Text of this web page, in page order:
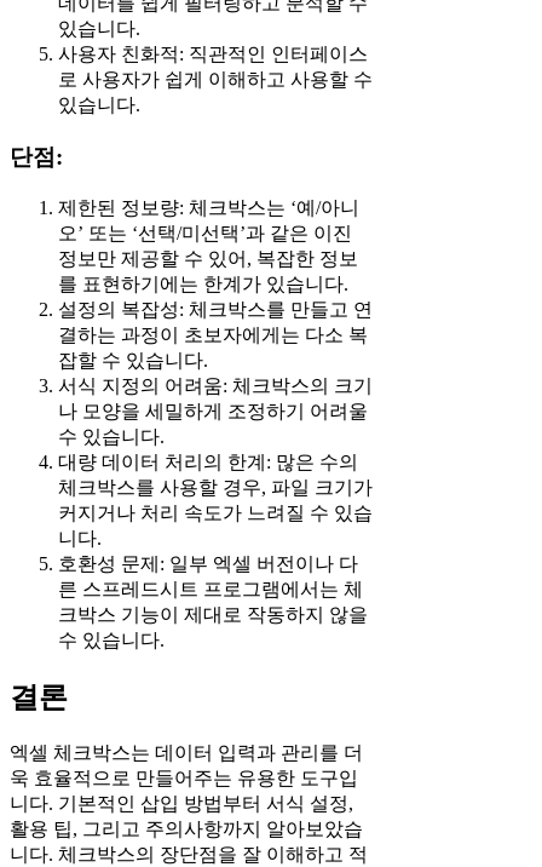
있습니다.
사용자 친화적: 직관적인 인터페이스
로 사용자가 쉽게 이해하고 사용할 수
있습니다.
단점:
제한된 정보량: 체크박스는 ‘예/아니
오’ 또는 ‘선택/미선택’과 같은 이진
정보만 제공할 수 있어, 복잡한 정보
를 표현하기에는 한계가 있습니다.
설정의 복잡성: 체크박스를 만들고 연
결하는 과정이 초보자에게는 다소 복
잡할 수 있습니다.
서식 지정의 어려움: 체크박스의 크기
나 모양을 세밀하게 조정하기 어려울
수 있습니다.
대량 데이터 처리의 한계: 많은 수의
체크박스를 사용할 경우, 파일 크기가
커지거나 처리 속도가 느려질 수 있습
니다.
호환성 문제: 일부 엑셀 버전이나 다
른 스프레드시트 프로그램에서는 체
크박스 기능이 제대로 작동하지 않을
수 있습니다.
결론
엑셀 체크박스는 데이터 입력과 관리를 더
욱 효율적으로 만들어주는 유용한 도구입
니다. 기본적인 삽입 방법부터 서식 설정,
활용 팁, 그리고 주의사항까지 알아보았습
니다. 체크박스의 장단점을 잘 이해하고 적